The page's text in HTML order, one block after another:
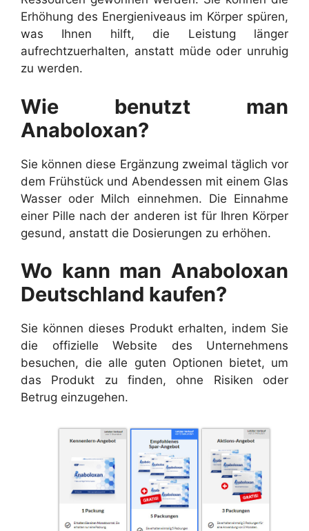
Erhöhung des Energieniveaus im Körper spüren,
was Ihnen hilft, die Leistung länger
aufrechtzuerhalten, anstatt müde oder unruhig
zu werden.
Wie benutzt man
Anaboloxan?
Sie können diese Ergänzung zweimal täglich vor
dem Frühstück und Abendessen mit einem Glas
Wasser oder Milch einnehmen. Die Einnahme
einer Pille nach der anderen ist für Ihren Körper
gesund, anstatt die Dosierungen zu erhöhen.
Wo kann man Anaboloxan
Deutschland kaufen?
Sie können dieses Produkt erhalten, indem Sie
die offizielle Website des Unternehmens
besuchen, die alle guten Optionen bietet, um
das Produkt zu finden, ohne Risiken oder
Betrug einzugehen.